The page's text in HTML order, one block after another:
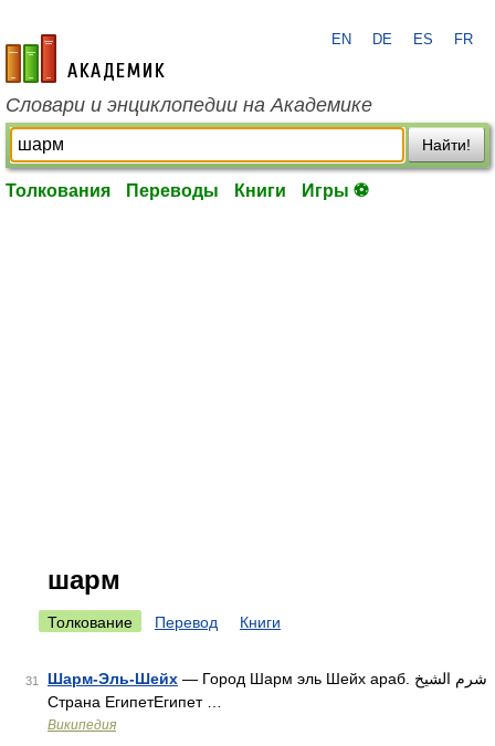
academic.ru
EN DE ES FR
Словари и энциклопедии на Академике
Найти!
Толкования Переводы Книги Игры ⚽
шарм
Толкование Перевод Книги
31 Шарм-Эль-Шейх — Город Шарм эль Шейх араб. شرم الشيخ‎‎
Страна ЕгипетЕгипет …
Википедия